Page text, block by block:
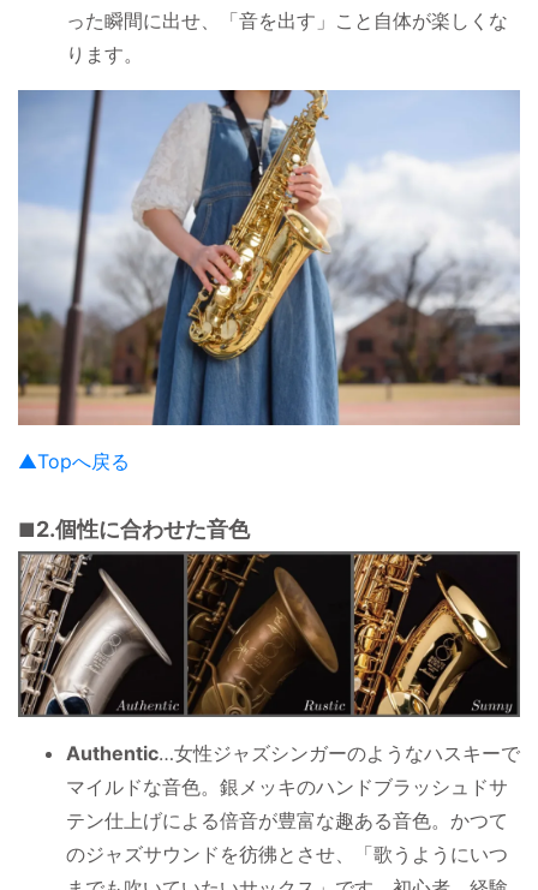
った瞬間に出せ、「音を出す」こと自体が楽しくな
ります。
▲Topへ戻る
2.個性に合わせた音色
Authentic…女性ジャズシンガーのようなハスキーで
マイルドな音色。銀メッキのハンドブラッシュドサ
テン仕上げによる倍音が豊富な趣ある音色。かつて
のジャズサウンドを彷彿とさせ、「歌うようにいつ